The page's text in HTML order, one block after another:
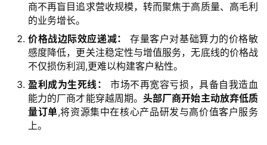
商不再盲目追求营收规模，转而聚焦于高质量、高毛利
的业务增长。
价格战边际效应递减：
存量客户对基础算力的价格敏
感度降低，更关注稳定性与增值服务，无底线的价格战
不仅损伤利润,更难以构建客户粘性。
盈利成为生死线：
市场不再宽容亏损，具备自我造血
能力的厂商才能穿越周期。头部厂商开始主动放弃低质
量订单,将资源集中在核心产品研发与高价值客户服务
上。